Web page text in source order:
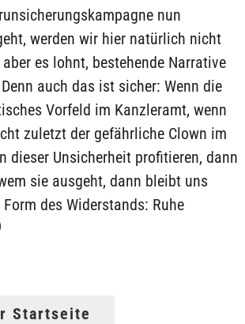
nun
werden wir hier natürlich nicht
es lohnt, bestehende Narrative
auch das ist sicher: Wenn die
Vorfeld im Kanzleramt, wenn
zuletzt der gefährliche Clown im
dieser Unsicherheit profitieren, dann
sie ausgeht, dann bleibt uns
des Widerstands: Ruhe
Startseite